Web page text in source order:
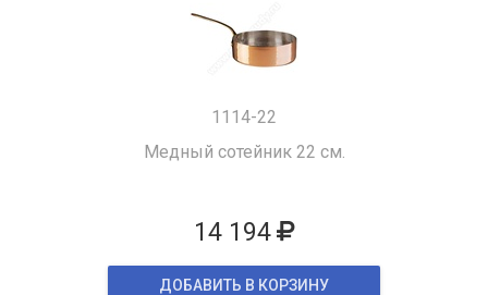
1114-22
Медный сотейник 22 см.
14 194
ДОБАВИТЬ В КОРЗИНУ